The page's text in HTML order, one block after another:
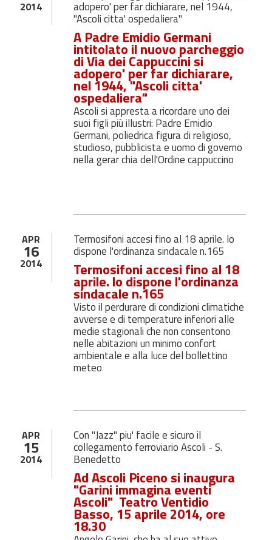
2014 adopero' per far dichiarare, nel 1944,
"Ascoli citta' ospedaliera"
A Padre Emidio Germani
intitolato il nuovo parcheggio
di Via dei Cappuccini si
adopero' per far dichiarare,
nel 1944, "Ascoli citta'
ospedaliera"
Ascoli si appresta a ricordare uno dei
suoi figli più illustri: Padre Emidio
Germani, poliedrica figura di religioso,
studioso, pubblicista e uomo di governo
nella gerar chia dell'Ordine cappuccino
APR
16
2014
Termosifoni accesi fino al 18 aprile. lo
dispone l'ordinanza sindacale n.165
Termosifoni accesi fino al 18
aprile. lo dispone l'ordinanza
sindacale n.165
Visto il perdurare di condizioni climatiche
avverse e di temperature inferiori alle
medie stagionali che non consentono
nelle abitazioni un minimo confort
ambientale e alla luce del bollettino
meteo
APR
15
2014
Con "Jazz" piu' facile e sicuro il
collegamento ferroviario Ascoli - S.
Benedetto
Ad Ascoli Piceno si inaugura
"Garini immagina eventi
Ascoli" Teatro Ventidio
Basso, 15 aprile 2014, ore
18.30